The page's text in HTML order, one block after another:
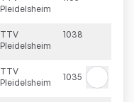
Pleidelsheim
TTV
Pleidelsheim
1038
TTV
Pleidelsheim
1035